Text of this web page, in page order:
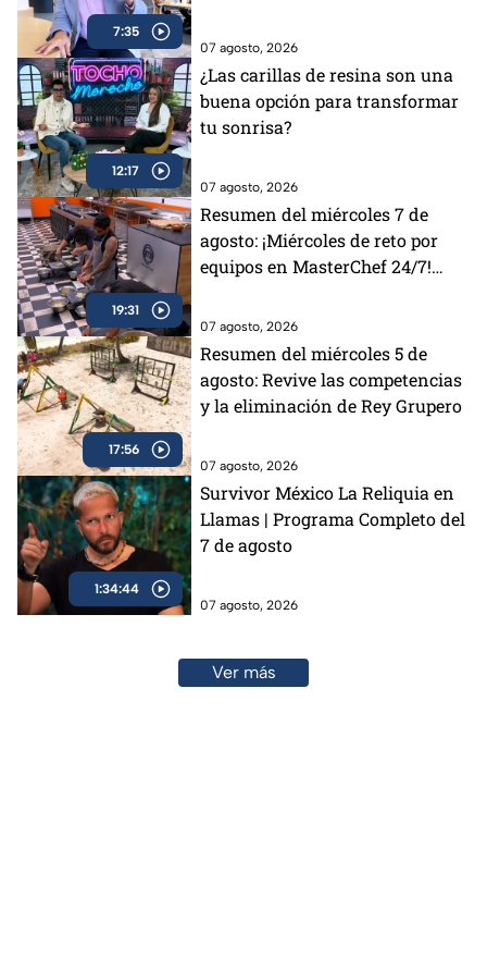
7:35
07 agosto, 2026
12:17
¿Las carillas de resina son una
buena opción para transformar
tu sonrisa?
07 agosto, 2026
19:31
Resumen del miércoles 7 de
agosto: ¡Miércoles de reto por
equipos en MasterChef 24/7!
desafíos del día
07 agosto, 2026
17:56
Resumen del miércoles 5 de
agosto: Revive las competencias
y la eliminación de Rey Grupero
07 agosto, 2026
1:34:44
Survivor México La Reliquia en
Llamas | Programa Completo del
7 de agosto
07 agosto, 2026
Ver más